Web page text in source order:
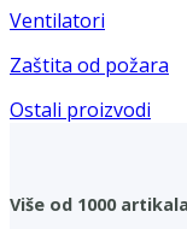
Ventilatori
Zaštita od požara
Ostali proizvodi
Više od 1000